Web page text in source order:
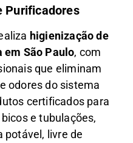
Purificadores
higienização de
em São Paulo, com
que eliminam
odores do sistema
certificados para
e tubulações,
potável, livre de